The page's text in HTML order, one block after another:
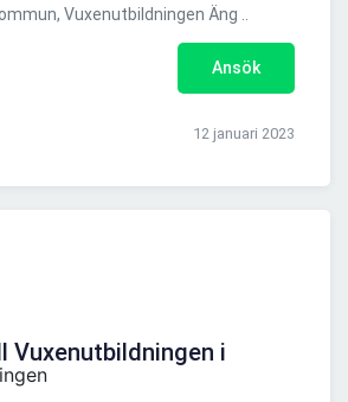
Vuxenutbildningen Äng ..
Ansök
12 januari 2023
Vuxenutbildningen i